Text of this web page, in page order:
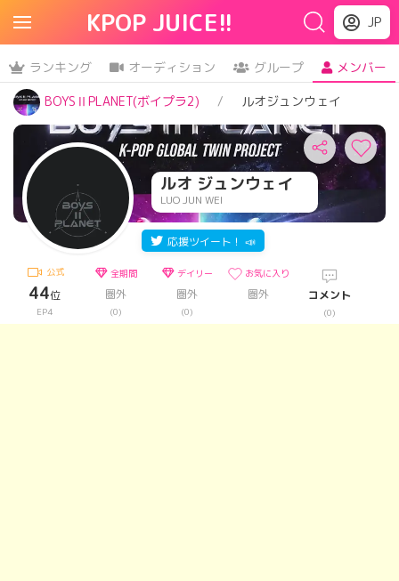
KPOP JUICE!! JP
ランキング オーディション グループ
メンバー
BOYSⅡPLANET(ボイプラ2)
ルオジュンウェイ
ルオ ジュンウェイ
LUO JUN WEI
応援ツイート！ 📣
公式
44位
EP4
全期間
圏外
(0)
デイリー
圏外
(0)
お気に入り
圏外 コメント
(0)